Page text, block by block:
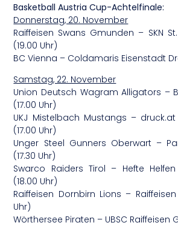
Basketball Austria Cup-Achtelfinale:
Donnerstag, 20. November
Raiffeisen Swans Gmunden – SKN
(19.00 Uhr)
BC Vienna – Coldamaris Eisenstadt
Samstag, 22. November
Union Deutsch Wagram Alligators –
(17.00 Uhr)
UKJ Mistelbach Mustangs – druck.at
(17.00 Uhr)
Unger Steel Gunners Oberwart –
(17.30 Uhr)
Swarco Raiders Tirol – Hefte
(18.00 Uhr)
Raiffeisen Dornbirn Lions –
Uhr)
Wörthersee Piraten – UBSC Raiffeisen